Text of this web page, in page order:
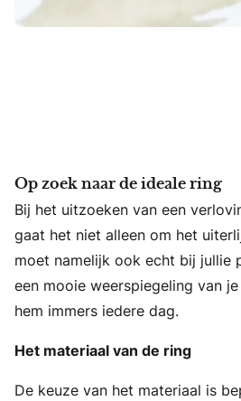
Op zoek naar de ideale ring
Bij het uitzoeken van een
gaat het niet alleen om het
moet namelijk ook echt bij jullie
een mooie weerspiegeling van
hem immers iedere dag.
Het materiaal van de ring
De keuze van het materiaal is